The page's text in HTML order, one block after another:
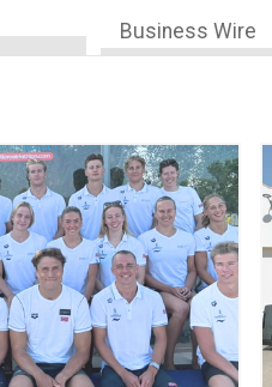
Business Wire